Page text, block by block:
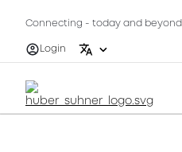
Connecting - today and beyond
Login